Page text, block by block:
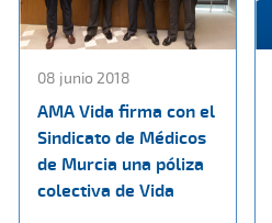
08 junio 2018
AMA Vida firma con el
Sindicato de Médicos
de Murcia una póliza
colectiva de Vida